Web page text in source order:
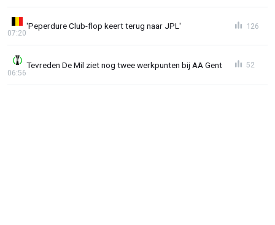
'Peperdure Club-flop keert terug naar JPL'
07:20
126
Tevreden De Mil ziet nog twee werkpunten bij AA Gent
06:56
52